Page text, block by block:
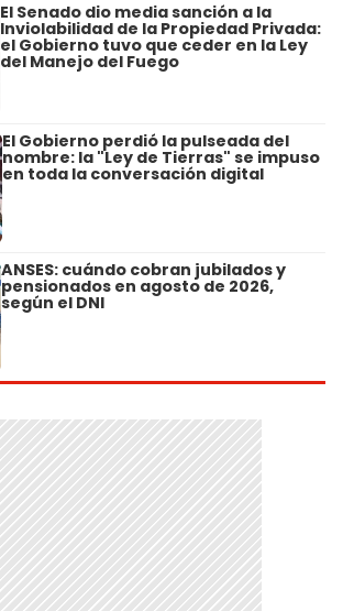
El Senado dio media sanción a la
Inviolabilidad de la Propiedad Privada:
el Gobierno tuvo que ceder en la Ley
del Manejo del Fuego
El Gobierno perdió la pulseada del
nombre: la "Ley de Tierras" se impuso
en toda la conversación digital
ANSES: cuándo cobran jubilados y
pensionados en agosto de 2026,
según el DNI